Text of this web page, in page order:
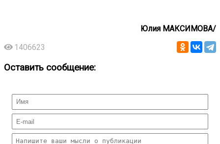
Юлия МАКСИМОВА/
1406623
Оставить сообщение: